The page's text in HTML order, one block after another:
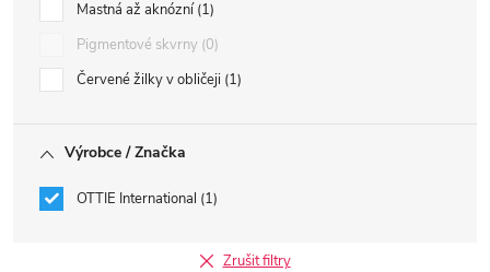
Mastná až aknózní 1
Pigmentové skvrny 0
Červené žilky v obličeji 1
Výrobce / Značka
OTTIE International 1
Zrušit filtry